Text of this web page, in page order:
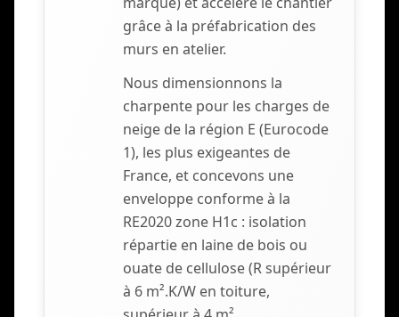
grâce à la préfabrication des
murs en atelier.
Nous dimensionnons la
charpente pour les charges de
neige de la région E (Eurocode
1), les plus exigeantes de
France, et concevons une
enveloppe conforme à la
RE2020 zone H1c : isolation
répartie en laine de bois ou
ouate de cellulose (R supérieur
à 6 m².K/W en toiture,